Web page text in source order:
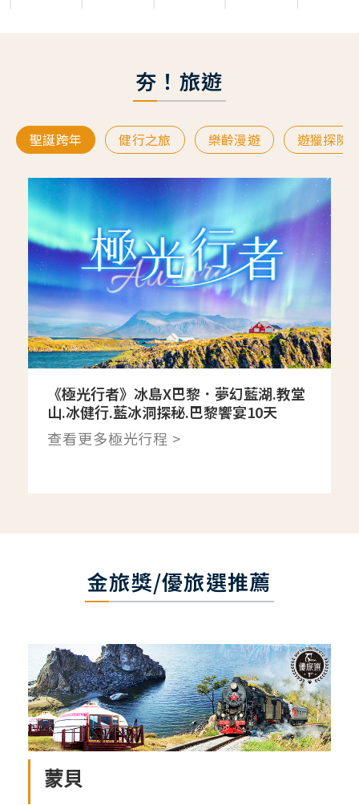
夯！旅遊
聖誕跨年 健行之旅 樂齡漫遊 遊獵探險
《極光行者》冰島X巴黎．夢幻藍湖.教堂
山.冰健行.藍冰洞探秘.巴黎饗宴10天
查看更多極光行程 >
金旅獎/優旅選推薦
蒙貝